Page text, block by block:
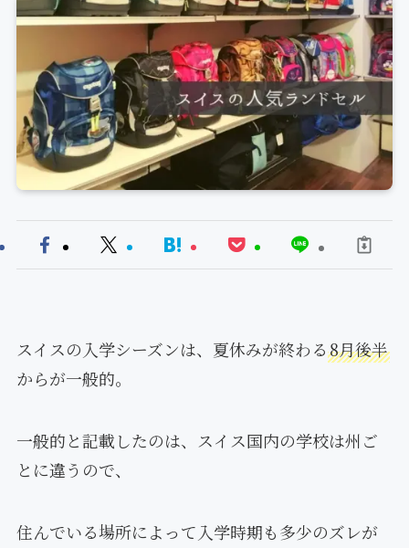
スイスの入学シーズンは、夏休みが終わる8月後半
からが一般的。
一般的と記載したのは、スイス国内の学校は州ご
とに違うので、
住んでいる場所によって入学時期も多少のズレが